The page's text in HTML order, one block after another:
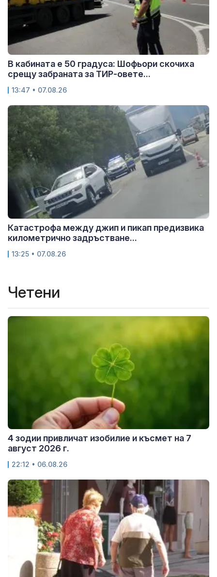
В кабината е 50 градуса: Шофьори скочиха
срещу забраната за ТИР-овете...
13:47 • 07.08.26
Катастрофа между джип и пикап предизвика
километрично задръстване...
13:25 • 07.08.26
Четени
4 зодии привличат изобилие и късмет на 7
август 2026 г.
22:12 • 06.08.26